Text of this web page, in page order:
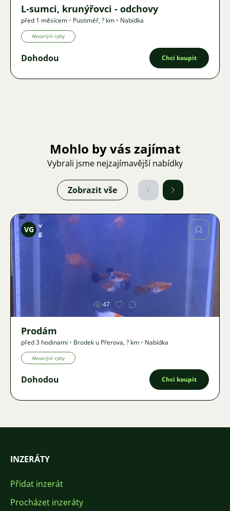
L-sumci, krunýřovci - odchovy
před 1 měsícem • Pustiměř,? km • Nabídka
Akvarijní ryby
Dohodou Chci koupit
Mohlo by vás zajímat
Vybrali jsme nejzajímavější nabídky
Zobrazit vše
Obrázek
VG v
g
47
Prodám
před 3 hodinami • Brodek u Přerova,? km • Nabídka
Akvarijní ryby
Dohodou Chci koupit
INZERÁTY
Přidat inzerát
Procházet inzeráty